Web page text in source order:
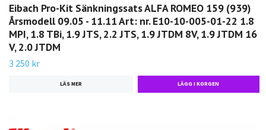
Eibach Pro-Kit Sänkningssats ALFA ROMEO 159 (939)
Årsmodell 09.05 - 11.11 Art: nr. E10-10-005-01-22 1.8
MPI, 1.8 TBi, 1.9 JTS, 2.2 JTS, 1.9 JTDM 8V, 1.9 JTDM 16
V, 2.0 JTDM
3 250 kr
LÄS MER